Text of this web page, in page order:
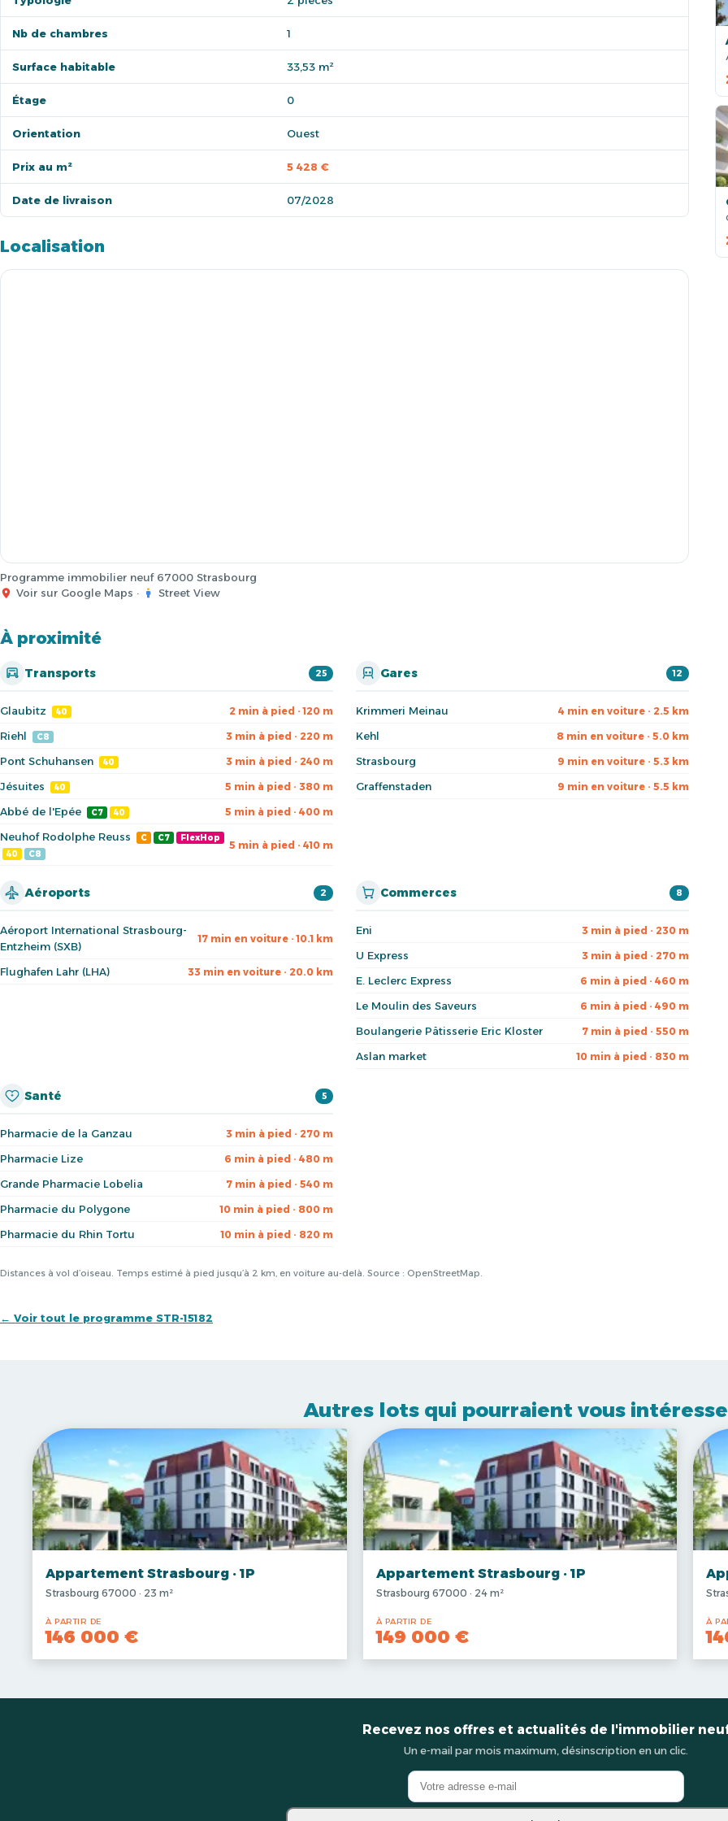
Nb de chambres 1
Surface habitable 33,53 m²
Étage 0
Orientation Ouest
Prix au m² 5 428 €
Date de livraison 07/2028
Localisation
Programme immobilier neuf 67000 Strasbourg
Voir sur Google Maps · Street View
À proximité
Transports 25
Glaubitz 40 2 min à pied · 120 m
Riehl C8 3 min à pied · 220 m
Pont Schuhansen 40 3 min à pied · 240 m
Jésuites 40 5 min à pied · 380 m
Abbé de l'Epée C7 40 5 min à pied · 400 m
Neuhof Rodolphe Reuss C C7
FlexHop
40
C8
5 min à pied · 410 m
Gares 12
Krimmeri Meinau 4 min en voiture · 2.5 km
Kehl 8 min en voiture · 5.0 km
Strasbourg 9 min en voiture · 5.3 km
Graffenstaden 9 min en voiture · 5.5 km
Aéroports 2
Aéroport International Strasbourg-
Entzheim (SXB)
17 min en voiture · 10.1 km
Flughafen Lahr (LHA) 33 min en voiture · 20.0 km
Commerces 8
Eni 3 min à pied · 230 m
U Express 3 min à pied · 270 m
E. Leclerc Express 6 min à pied · 460 m
Le Moulin des Saveurs 6 min à pied · 490 m
Boulangerie Pâtisserie Eric Kloster 7 min à pied · 550 m
Aslan market 10 min à pied · 830 m
Santé 5
Pharmacie de la Ganzau 3 min à pied · 270 m
Pharmacie Lize 6 min à pied · 480 m
Grande Pharmacie Lobelia 7 min à pied · 540 m
Pharmacie du Polygone 10 min à pied · 800 m
Pharmacie du Rhin Tortu 10 min à pied · 820 m
Distances à vol d’oiseau. Temps estimé à pied jusqu’à 2 km, en voiture au-delà. Source : OpenStreetMap.
← Voir tout le programme STR-15182
Autres lots qui pourraient vous
Appartement Strasbourg · 1P
Strasbourg 67000 · 23 m²
À PARTIR DE
146 000 €
Appartement Strasbourg · 1P
Strasbourg 67000 · 24 m²
À PARTIR DE
149 000 €
À
Recevez nos offres et actualités de l'immobilier
Un e-mail par mois maximum, désinscription en un clic.